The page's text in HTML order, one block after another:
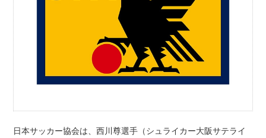
日本サッカー協会は、西川尊選手（シュライカー大阪サテライ